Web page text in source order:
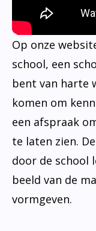
Op onze
school, een
bent van harte
komen om
een afspraak
te laten zien.
door de school
beeld van de
vormgeven.